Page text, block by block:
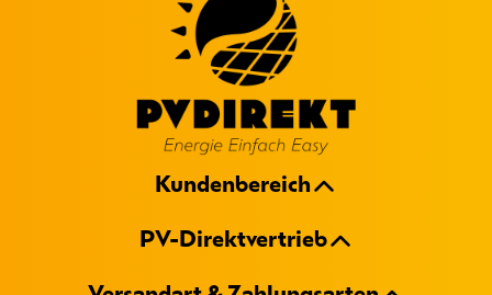
Kundenbereich
PV-Direktvertrieb